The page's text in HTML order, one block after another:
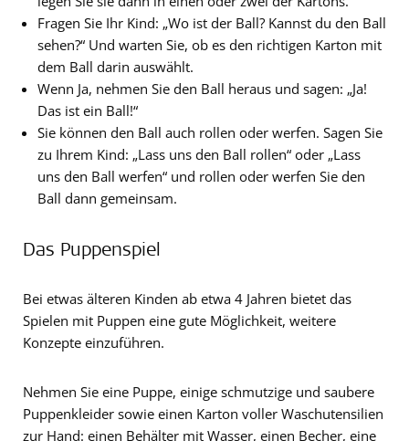
Fragen Sie Ihr Kind: „Wo ist der Ball? Kannst du den Ball
sehen?“ Und warten Sie, ob es den richtigen Karton mit
dem Ball darin auswählt.
Wenn Ja, nehmen Sie den Ball heraus und sagen: „Ja!
Das ist ein Ball!“
Sie können den Ball auch rollen oder werfen. Sagen Sie
zu Ihrem Kind: „Lass uns den Ball rollen“ oder „Lass
uns den Ball werfen“ und rollen oder werfen Sie den
Ball dann gemeinsam.
Das Puppenspiel
Bei etwas älteren Kinden ab etwa 4 Jahren bietet das
Spielen mit Puppen eine gute Möglichkeit, weitere
Konzepte einzuführen.
Nehmen Sie eine Puppe, einige schmutzige und saubere
Puppenkleider sowie einen Karton voller Waschutensilien
zur Hand: einen Behälter mit Wasser, einen Becher, eine